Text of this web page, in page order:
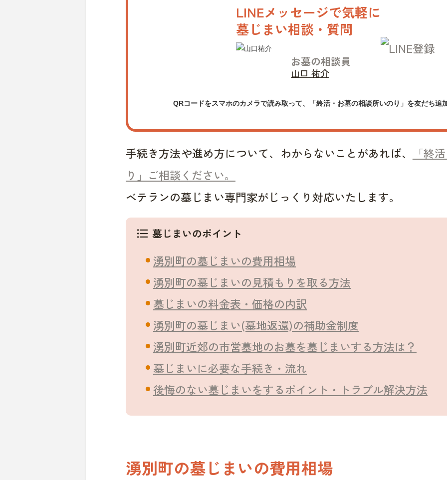
LINEメッセージで気軽に
墓じまい相談・質問
お墓の相談員
山口 祐介
QRコードをスマホのカメラで読み取って、「終活・お墓の相談所いのり」を友だち追
手続き方法や進め方について、わからないことがあれば、
「終
り」ご相談ください。
ベテランの墓じまい専門家がじっくり対応いたします。
format_list_bulleted 墓じまいのポイント
湧別町の墓じまいの費用相場
湧別町の墓じまいの見積もりを取る方法
墓じまいの料金表・価格の内訳
湧別町の墓じまい(墓地返還)の補助金制度
湧別町近郊の市営墓地のお墓を墓じまいする方法は？
墓じまいに必要な手続き・流れ
後悔のない墓じまいをするポイント・トラブル解決方法
湧別町の墓じまいの費用相場